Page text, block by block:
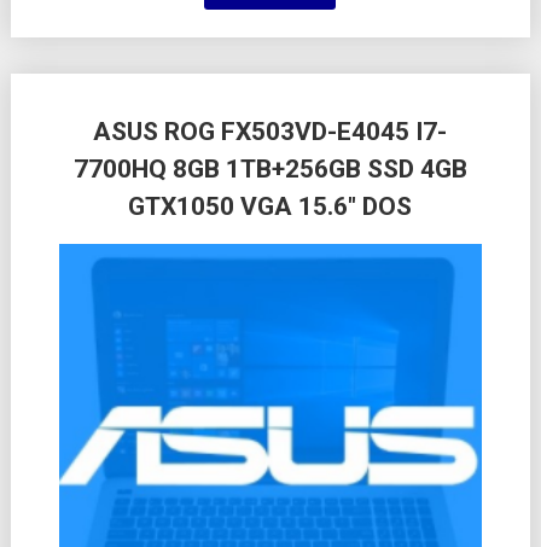
ASUS ROG FX503VD-E4045 I7-
7700HQ 8GB 1TB+256GB SSD 4GB
GTX1050 VGA 15.6″ DOS